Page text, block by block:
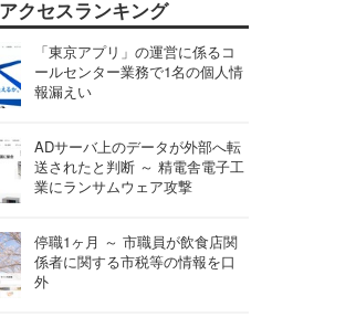
アクセスランキング
「東京アプリ」の運営に係るコ
ールセンター業務で1名の個人情
報漏えい
ADサーバ上のデータが外部へ転
送されたと判断 ～ 精電舎電子工
業にランサムウェア攻撃
停職1ヶ月 ～ 市職員が飲食店関
係者に関する市税等の情報を口
外